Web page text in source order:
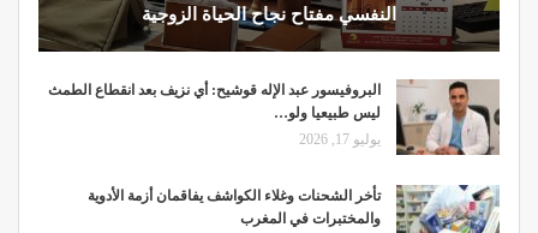
النفسي مفتاح نجاح الحياة الزوجية
البروفيسور عبد الإله قوشيح: أي نزيف بعد انقطاع الطمث
ليس طبيعيا ولو…
يوليو 17, 2026
تأخر الشحنات وغلاء الكواشف يفاقمان أزمة الأدوية
والمختبرات في المغرب